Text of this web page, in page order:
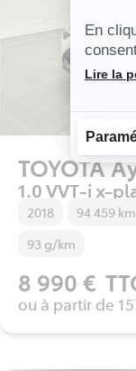
En
Plateforme
Lire la
TOYOTA
1.0 VVT-i x-
2018 94 459 km
93 g/km
8 990 €
ou à partir de